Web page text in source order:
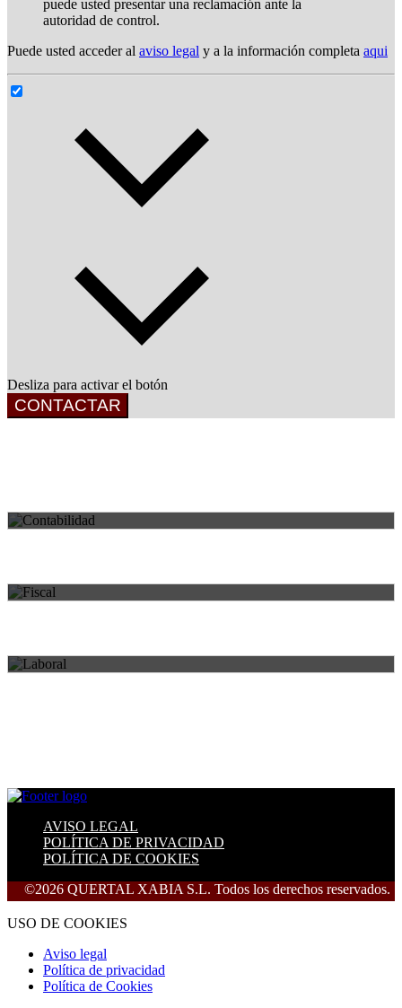
puede usted presentar una reclamación ante la
autoridad de control.
Puede usted acceder al aviso legal y a la información completa aqui
Desliza para activar el botón
CONTACTAR
Áreas de práctica
AVISO LEGAL
POLÍTICA DE PRIVACIDAD
POLÍTICA DE COOKIES
QUERTAL XABIA S.L. Todos los derechos reservados.
USO DE COOKIES
Aviso legal
Política de privacidad
Política de Cookies